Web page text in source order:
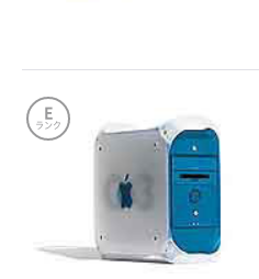
E
ランク